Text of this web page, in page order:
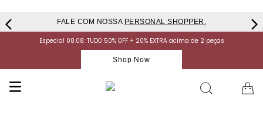
FALE COM NOSSA PERSONAL SHOPPER.
Especial 08.08: TUDO 50% OFF + 20% EXTRA acima de 2 peças
Shop Now